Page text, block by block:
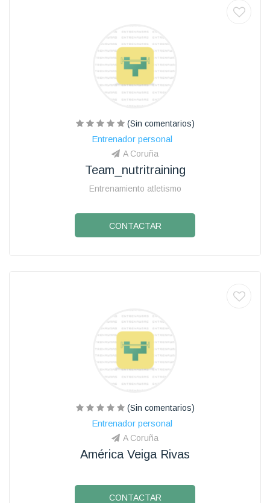
(Sin comentarios)
Entrenador personal
A Coruña
Team_nutritraining
Entrenamiento atletismo
CONTACTAR
(Sin comentarios)
Entrenador personal
A Coruña
América Veiga Rivas
CONTACTAR